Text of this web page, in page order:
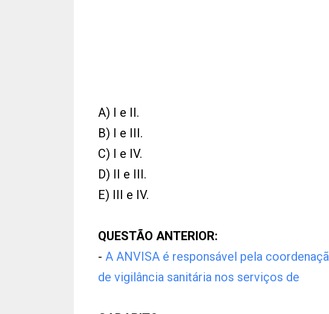
A) I e II.
B) I e III.
C) I e IV.
D) II e III.
E) III e IV.
QUESTÃO ANTERIOR:
- A ANVISA é responsável pela
de vigilância sanitária nos serviços de